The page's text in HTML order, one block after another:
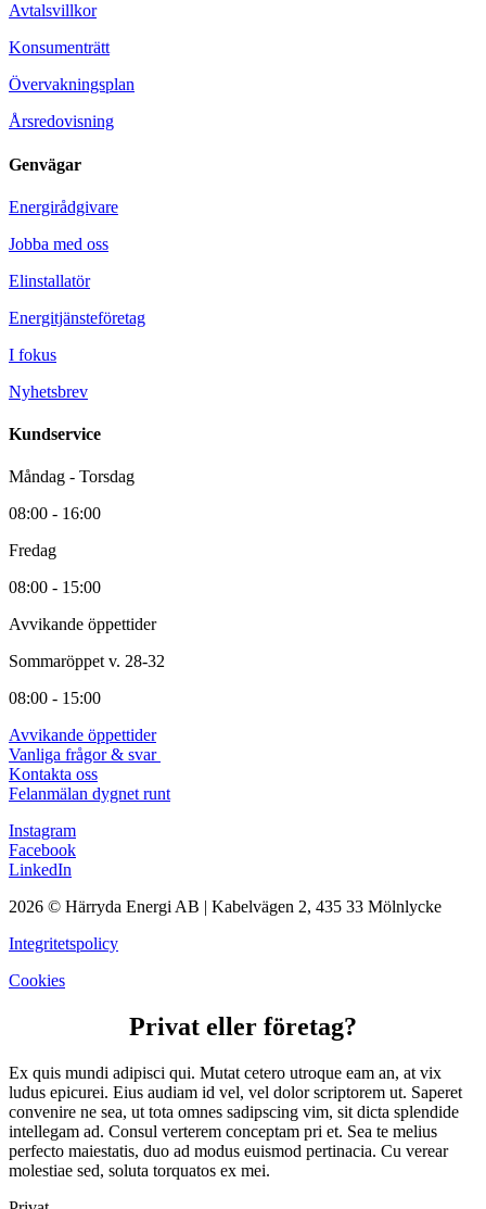
Avtalsvillkor
Konsumenträtt
Övervakningsplan
Årsredovisning
Genvägar
Energirådgivare
Jobba med oss
Elinstallatör
Energitjänsteföretag
I fokus
Nyhetsbrev
Kundservice
Måndag - Torsdag
08:00 - 16:00
Fredag
08:00 - 15:00
Avvikande öppettider
Sommaröppet v. 28-32
08:00 - 15:00
Avvikande öppettider
Vanliga frågor & svar
Kontakta oss
Felanmälan dygnet runt
Instagram
Facebook
LinkedIn
2026 © Härryda Energi AB | Kabelvägen 2, 435 33 Mölnlycke
Integritetspolicy
Cookies
Privat eller företag?
Ex quis mundi adipisci qui. Mutat cetero utroque eam an, at vix
ludus epicurei. Eius audiam id vel, vel dolor scriptorem ut. Saperet
convenire ne sea, ut tota omnes sadipscing vim, sit dicta splendide
intellegam ad. Consul verterem conceptam pri et. Sea te melius
perfecto maiestatis, duo ad modus euismod pertinacia. Cu verear
molestiae sed, soluta torquatos ex mei.